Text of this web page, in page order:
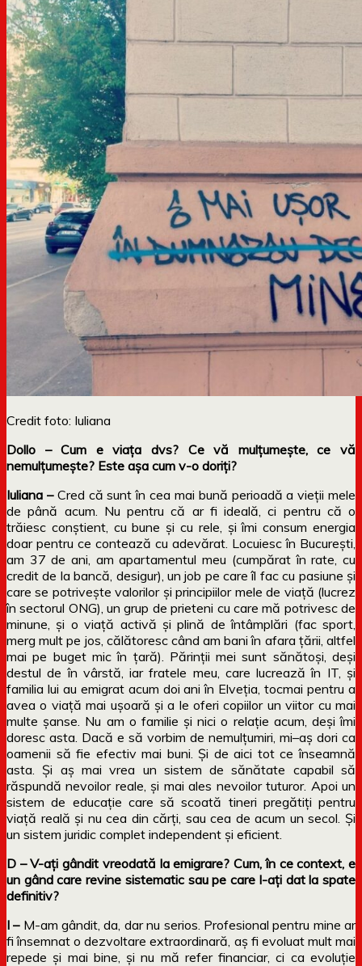
Credit foto: Iuliana
Dollo – Cum e viața dvs? Ce vă mulțumește, ce vă
nemulțumește? Este așa cum v-o doriți?
Iuliana –Cred că sunt în cea mai bună perioadă avieții mele
depână acum. Nu pentrucă ar fi ideală , ci pentru că o
trăiesc conștient, cu bune și cu rele, și îmi consum energia
doar pentru ce contează cu adevărat . Locuiescîn București
am 37 de ani, am apartamentul meu (cumpărat în rate , cu
credit de la bancă , desigur), un job pe careîl fac cu pasiune și
care se potrivește valorilor și principiilor mele de viață (lucrez
în sectorul ONG), un grup de prieteni cu caremă potrivesc de
minune, și oviață activă și plină deîntâmplări (fac sport,
merg mult pe jos, călătoresc când ambani în afara țării , altfel
mai pe buget mic în țară). Părinții meisunt sănătoși ,deși
destul deîn vârstă , iar fratele meu, carelucrează în IT, și
familia lui au emigrat acum doi aniîn Elveția , tocmai pentru a
avea o viață mai ușoară și a le oferi copiilor un viitor cumai
multe șanse . Nu am o familie și nici o relație acum, deși îmi
doresc asta Dacă e să vorbim de nemulțumiri mi–aș dori ca
oamenii să fie efectivmai buni. Și de aici tot ceînseamnă
asta
Și aș mai vrea un sistem desănătate capabilsă
răspundă nevoilor reale, și mai ales nevoilor tuturor. Apoi un
sistem de educație care să scoată tineri pregătiți pentru
viață reală și nu cea dincărți sau cea de acum un secol. Și
un sistem juridic complet independent și eficient.
D – V-ați gândit vreodată la emigrare? Cum, în ce context, e
un gând care revine sistematic sau pe care l-ați dat la spate
definitiv?
I –M-am gândit, da, dar nu serios. Profesional pentru mine ar
fi însemnat o dezvoltare extraordinară, aș fi evoluat mult mai
repede și mai bine, și nu mă refer financiar, ci ca evoluție